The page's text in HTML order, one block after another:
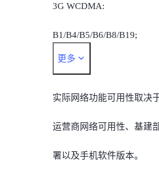
3G WCDMA:
B1/B4/B5/B6/B8/B19;
4G TD-LTE:
B34/B38/B39/B40/B41;
4G FDD-LTE:
B1/B3/B4/B5/B7/B8/B18/
更多
实际网络功能可用性取决
运营商网络可用性、基建
署以及手机软件版本。